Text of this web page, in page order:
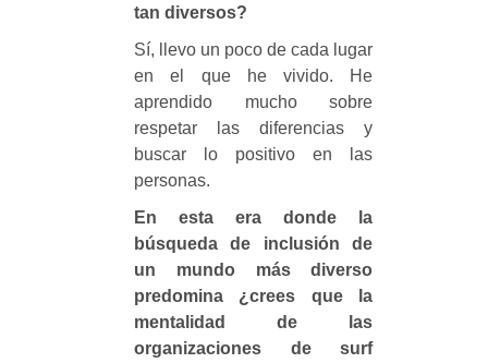
tan diversos?
Sí, llevo un poco de cada lugar
en el que he vivido. He
aprendido mucho sobre
respetar las diferencias y
buscar lo positivo en las
personas.
En esta era donde la
búsqueda de inclusión de
un mundo más diverso
predomina ¿crees que la
mentalidad de las
organizaciones de surf